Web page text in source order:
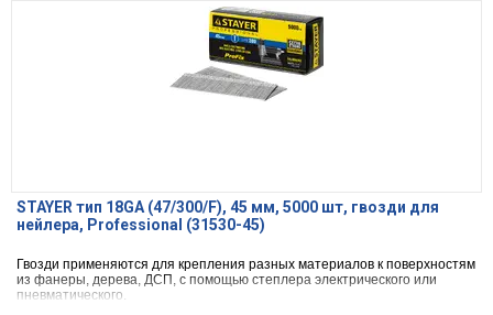
STAYER тип 18GA (47/300/F), 45 мм, 5000 шт, гвозди для
нейлера, Professional (31530-45)
Гвозди применяются для крепления разных материалов к поверхностям
из фанеры, дерева, ДСП, с помощью степлера электрического или
пневматического.